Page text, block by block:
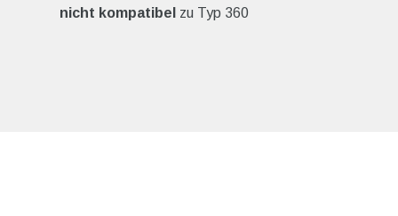
nicht kompatibel zu Typ 360